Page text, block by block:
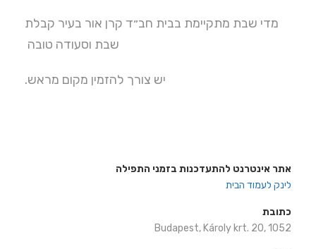
מדי שבת מתקיימת בבית חב״ד קרן אור בעיר קבלת
שבת וסעודה טובה
יש צורך להזמין מקום מראש.
אתר אינטרנט להתעדכנות בזמני התפילה
לינק לעמוד הבית
כתובת
Budapest, Károly krt. 20, 1052